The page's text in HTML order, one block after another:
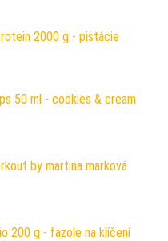
2000 g - pistácie
50 ml - cookies & cream
by martina marková
200 g - fazole na klíčení